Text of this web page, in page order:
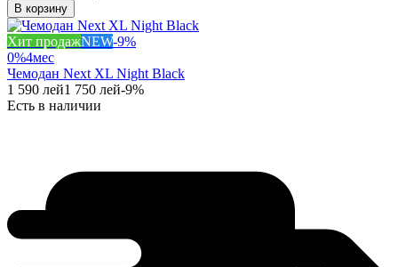
В корзину
Хит продажNEW-9%
0%4мес
Чемодан Next XL Night Black
1 590 лей1 750 лей-9%
Есть в наличии